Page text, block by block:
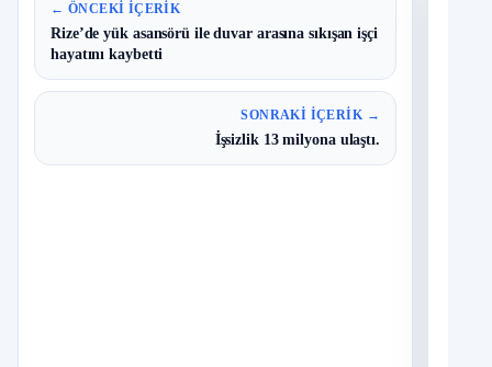
← ÖNCEKI İÇERIK
Rize’de yük asansörü ile duvar arasına sıkışan işçi
hayatını kaybetti
SONRAKI İÇERIK →
İşsizlik 13 milyona ulaştı.